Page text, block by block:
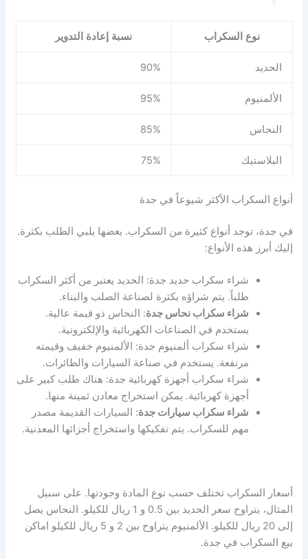
نوع السكراب نسبة إعادة التدوير
الحديد 90%
الألمنيوم 95%
النحاس 85%
البلاستيك 75%
أنواع السكراب الأكثر شيوعاً في جدة
في جدة، توجد أنواع كثيرة من السكراب. بعضها يلبي الطلب بكثرة.
إليك أبرز هذه الأنواع:
شراء سكراب حديد جدة: الحديد يعتبر من أكثر السكراب
طلباً. يتم شراؤه بكثرة لصناعة الصلب والبناء.
شراء سكراب نحاس جدة: النحاس ذو قيمة عالية.
يستخدم في الصناعات الكهربائية والإلكترونية.
شراء سكراب ألمنيوم جدة: الألمنيوم خفيف وقيمته
مرتفعة. يستخدم في صناعة السيارات والطائرات.
شراء سكراب أجهزة كهربائية جدة: هناك طلب كبير على
أجهزة كهربائية. يمكن استخراج معادن ثمينة منها.
شراء سكراب سيارات جدة: السيارات القديمة مصدر
مهم للسكراب. يتم تفكيكها واستخراج أجزائها المعدنية.
أسعار السكراب تختلف حسب نوع المادة وجودتها. على سبيل
المثال، يتراوح سعر الحديد بين 0.5 و 1 ريال للكيلو. النحاس يصل
إلى 20 ريال للكيلو. الألمنيوم يتراوح بين 2 و 5 ريال للكيلو اماكن
بيع السكراب في جدة.